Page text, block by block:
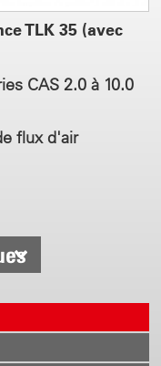
TLK 35 (avec
CAS 2.0 à 10.0
flux d'air
d'air